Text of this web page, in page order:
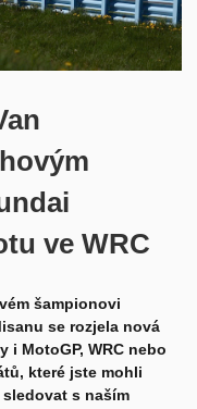
ve WRC
šampionovi
se rozjela nová
i MotoGP, WRC nebo
které jste mohli
s naším